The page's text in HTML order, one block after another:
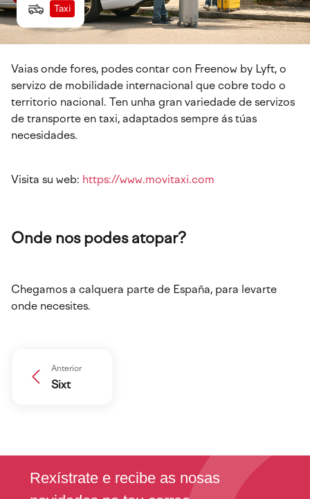
Taxi
Vaias onde fores, podes contar con Freenow by Lyft, o
servizo de mobilidade internacional que cobre todo o
territorio nacional. Ten unha gran variedade de servizos
de transporte en taxi, adaptados sempre ás túas
necesidades.
Visita su web: https://www.movitaxi.com
Onde nos podes atopar?
Chegamos a calquera parte de España, para levarte
onde necesites.
Anterior
Sixt